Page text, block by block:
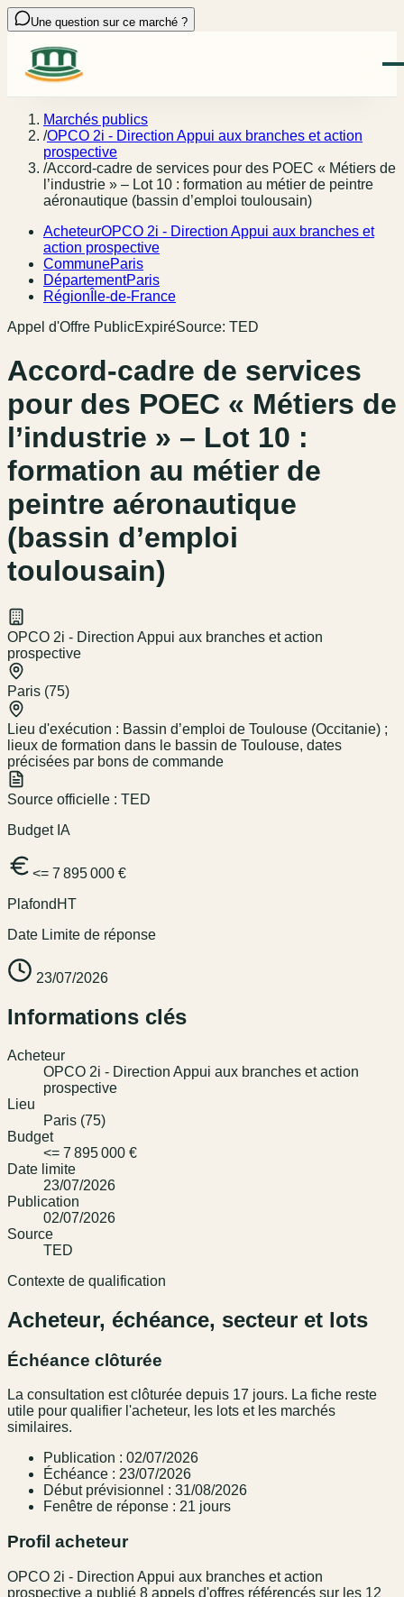
Une question sur ce marché ?
Marchés publics
/OPCO 2i - Direction Appui aux branches et action
prospective
/Accord-cadre de services pour des POEC « Métiers de
l’industrie » – Lot 10 : formation au métier de peintre
aéronautique (bassin d’emploi toulousain)
AcheteurOPCO 2i - Direction Appui aux branches et
action prospective
CommuneParis
DépartementParis
Région Île-de-France
Appel d'Offre PublicExpiréSource: TED
Accord-cadre de services
pour des POEC « Métiers de
l’industrie » – Lot 10 :
formation au métier de
peintre aéronautique
(bassin d’emploi
toulousain)
OPCO 2i - Direction Appui aux branches et action
prospective
Paris (75)
Lieu d'exécution : Bassin d’emploi de Toulouse (Occitanie) ;
lieux de formation dans le bassin de Toulouse, dates
précisées par bons de commande
Source officielle : TED
Budget IA
<= 7 895 000 €
Plafond HT
Date Limite de réponse
23/07/2026
Informations clés
Acheteur
OPCO 2i - Direction Appui aux branches et action
prospective
Lieu
Paris (75)
Budget
<= 7 895 000 €
Date limite
23/07/2026
Publication
02/07/2026
Source
TED
Contexte de qualification
Acheteur, échéance, secteur et lots
Échéance clôturée
La consultation est clôturée depuis 17 jours. La fiche reste
utile pour qualifier l'acheteur, les lots et les marchés
similaires.
Publication : 02/07/2026
Échéance : 23/07/2026
Début prévisionnel : 31/08/2026
Fenêtre de réponse : 21 jours
Profil acheteur
OPCO 2i - Direction Appui aux branches et action
prospective a publié 8 appels d'offres référencés sur les 12